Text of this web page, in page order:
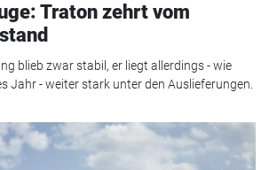
Traton zehrt vom
blieb zwar stabil, er liegt allerdings - wie
Jahr - weiter stark unter den Auslieferungen.